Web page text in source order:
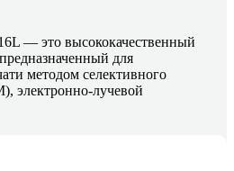
— это высококачественный
для
методом селективного
электронно-лучевой